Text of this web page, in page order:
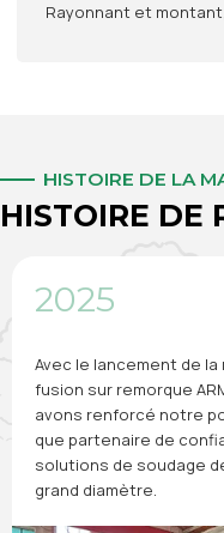
Rayonnant et
HISTOIRE DE LA
HISTOIRE DE
2024
La formation sur la
bout à bout V1000 a
maîtriser le soudage de
reflétant l'accent mis par
développement des
soutien.